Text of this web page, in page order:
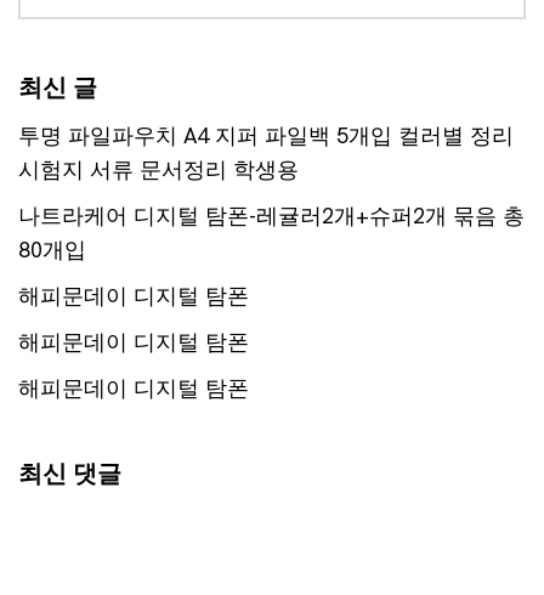
최신 글
투명 파일파우치 A4 지퍼 파일백 5개입 컬러별 정리
시험지 서류 문서정리 학생용
나트라케어 디지털 탐폰-레귤러2개+슈퍼2개 묶음 총
80개입
해피문데이 디지털 탐폰
해피문데이 디지털 탐폰
해피문데이 디지털 탐폰
최신 댓글